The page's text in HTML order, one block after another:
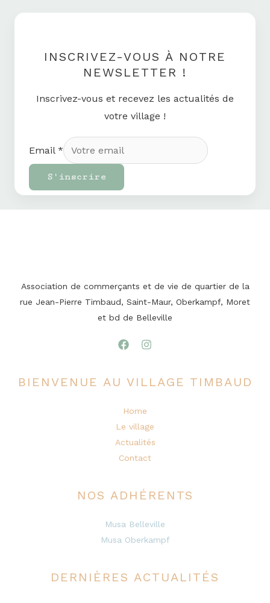
INSCRIVEZ-VOUS À NOTRE
NEWSLETTER !
Inscrivez-vous et recevez les actualités de
votre village !
Email *
S'inscrire
Association de commerçants et de vie de quartier de la
rue Jean-Pierre Timbaud, Saint-Maur, Oberkampf, Moret
et bd de Belleville
BIENVENUE AU VILLAGE TIMBAUD
Home
Le village
Actualités
Contact
NOS ADHÉRENTS
Musa Belleville
Musa Oberkampf
DERNIÈRES ACTUALITÉS